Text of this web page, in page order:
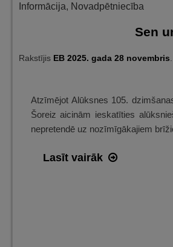
lappusēs
Informācija, Novadpētniecība
Sen
Rakstījis EB 2025. gada 28 novembris
Atzīmējot Alūksnes 105.
Šoreiz aicinām ieskatīties
nepretendē uz nozīmīgākajiem
Lasīt vairāk